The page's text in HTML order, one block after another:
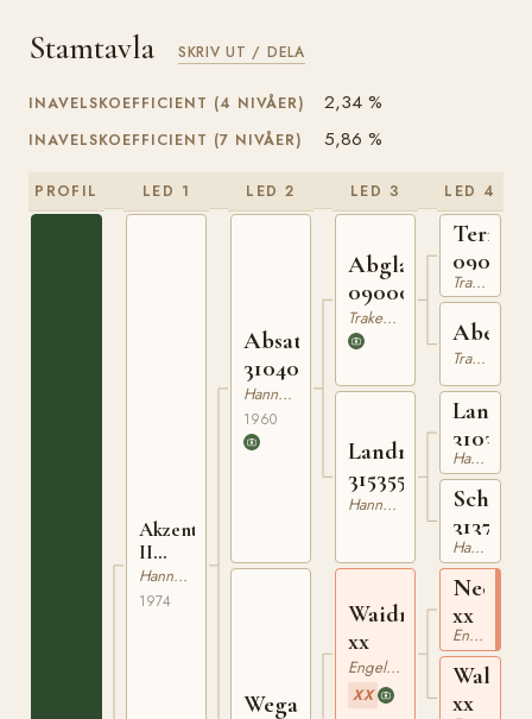
Stamtavla SKRIV UT / DELA
INAVELSKOEFFICIENT (4 NIVÅER) 2,34 %
INAVELSKOEFFICIENT (7 NIVÅER) 5,86 %
PROFIL LED 1
Akzent
II
314702274
Hannoveranare
1974
LED 2
Absatz
310405260
Hannoveranare
1960
Wega
LED 3
Abglanz
090000443
Trakehner
Landmoor
315355647
Hannoveranare
Waidmannsdank
xx
Engelskt Fullblod
XX
LED 4
Termit
Trakehner
Trakehner
Hannoveranare
Hannoveranare
Neckar
xx
Engelskt Fullblod
xx